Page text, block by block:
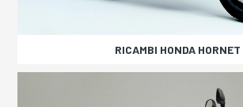
RICAMBI HONDA HORNET